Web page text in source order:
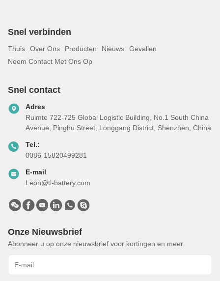
Snel verbinden
Thuis Over Ons Producten Nieuws
Gevallen
Neem Contact Met Ons Op
Snel contact
Adres
Ruimte 722-725 Global Logistic Building, No.1 South China
Avenue, Pinghu Street, Longgang District, Shenzhen, China
Tel.:
0086-15820499281
E-mail
Leon@tl-battery.com
Onze Nieuwsbrief
Abonneer u op onze nieuwsbrief voor kortingen en meer.